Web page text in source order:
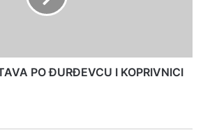
PO ĐURĐEVCU I KOPRIVNICI